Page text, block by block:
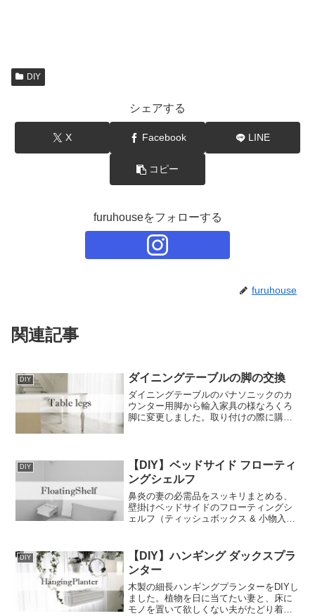
DIY
シェアする
X Facebook LINE
コピー
furuhouseをフォローする
furuhouse
関連記事
DIY ダイニングテーブルの脚の交換
ダイニングテーブルのパナソニックのカ
ウンター用脚から輸入家具の様なろくろ
脚に変更しました。取り付けの際に購入
DIY
【DIY】ベッドサイド フローティ
ングシェルフ
鼻炎の妻の必需品をスッキリまとめる、
壁掛けベッドサイドのフローティングシ
ェルフ（ティッシュボックス & 小物入れ
ルフを買って金具のみ利用。今回も作り
方を書いていきます。木材のカット寸法
表のPDFダウンロード可！
DIY
【DIY】ハンギング ダックスプラ
ンター
木製の細長ハンギングプランターをDIYし
ました。植物を日に当てたい妻と、床に
モノを置いて欲しくない夫がたどり着い